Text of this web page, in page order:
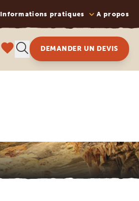
Informations pratiques A propos
DEMANDER UN DEVIS